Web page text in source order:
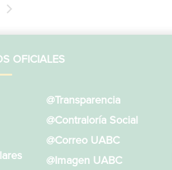
OFICIALES
@Transparencia
@Contraloría Social
@Correo UABC
@Imagen UABC